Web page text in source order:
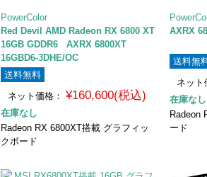
PowerColor
Red Devil AMD Radeon RX 6800 XT
16GB GDDR6 AXRX 6800XT
16GBD6-3DHE/OC
送料無料
ネット価格： ¥160,600(税込)
在庫なし
Radeon RX 6800XT搭載 グラフィッ
クボード
AXRX
送料無
ネット
在庫なし
Radeon
ード